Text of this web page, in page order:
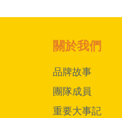
關於我們
品牌故事
團隊成員
重要大事記